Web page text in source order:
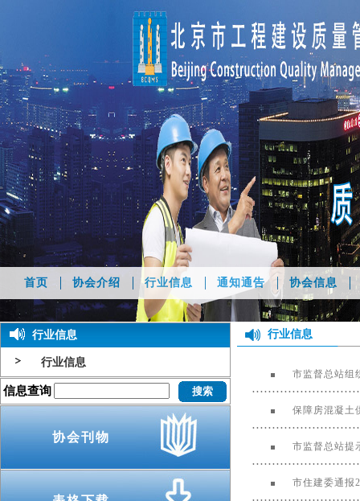
首页 协会介绍 行业信息 通知通告 协会信息
行业信息
行业信息
信息查询
协会刊物
行业信息
市监督总站组
保障房混凝土
市监督总站提
市住建委通报